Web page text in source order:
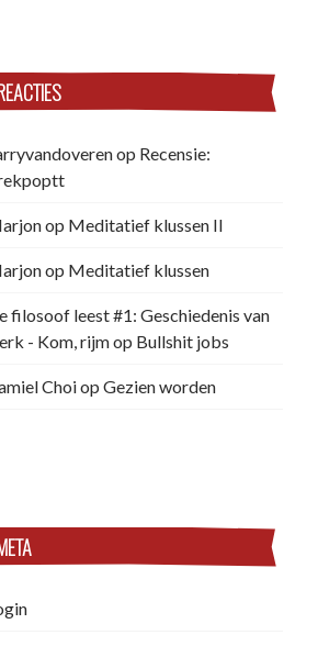
op Recensie:
op Meditatief klussen II
op Meditatief klussen
filosoof leest #1: Geschiedenis van
- Kom, rijmop Bullshit jobs
Choiop Gezien worden